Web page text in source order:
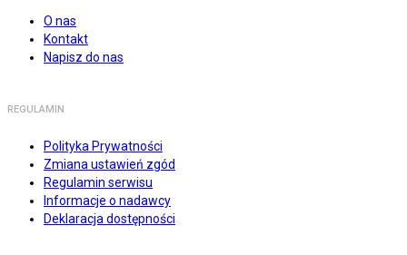
O nas
Kontakt
Napisz do nas
REGULAMIN
Polityka Prywatności
Zmiana ustawień zgód
Regulamin serwisu
Informacje o nadawcy
Deklaracja dostępności